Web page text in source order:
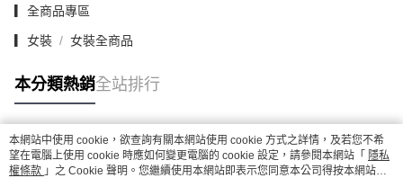
▎全商品專區
▎女裝 女裝全商品
本分類熱銷全站排行
熱門標籤
本網站中使用 cookie，欲查詢有關本網站使用 cookie 方式之詳情，及若您不希
望在電腦上使用 cookie 時應如何變更電腦的 cookie 設定，請參閱本網站「 隱私
權條款 」之 Cookie 聲明。您繼續使用本網站即表示您同意本公司得按本網站使